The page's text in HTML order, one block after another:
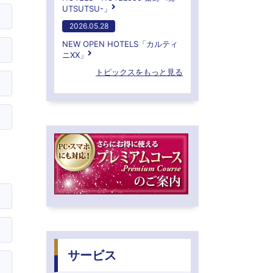
UTSUTSU-」
2026.05.28
NEW OPEN HOTELS「カルティ
ニXX」
トピックスをもっと見る
サービス